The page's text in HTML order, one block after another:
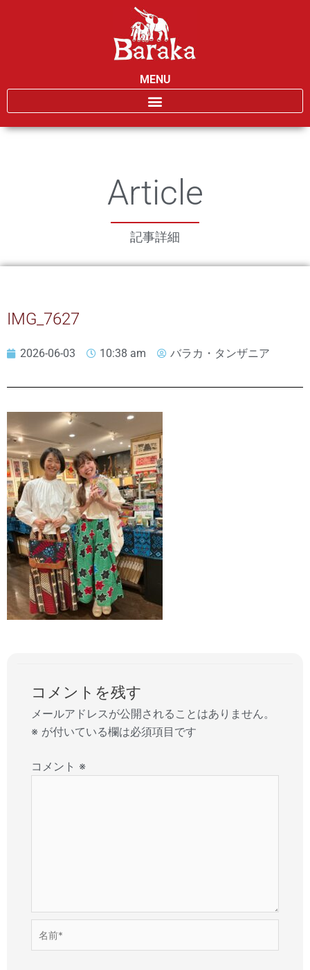
MENU
Article
記事詳細
IMG_7627
2026-06-03 10:38 am バラカ・タンザニア
コメントを残す
メールアドレスが公開されることはありません。
※ が付いている欄は必須項目です
コメント ※